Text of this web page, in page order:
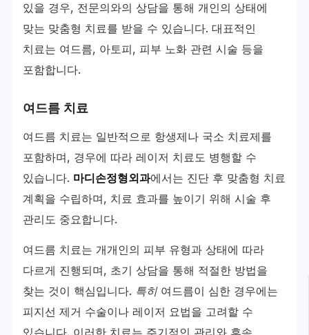
있을 경우, 전문의와의 상담을 통해 개인의 상태에
맞는 맞춤형 치료를 받을 수 있습니다. 대표적인
치료는 여드름, 아토피, 피부 노화 관련 시술 등을
포함합니다.
여드름 치료
여드름 치료는 일반적으로 항생제나 국소 치료제를
포함하며, 경우에 따라 레이저 치료도 병행할 수
있습니다. 마디손정형외과에서는 진단 후 맞춤형 치료
계획을 수립하며, 치료 효과를 높이기 위해 시술 후
관리도 중요합니다.
여드름 치료는 개개인의 피부 유형과 상태에 따라
다르게 진행되며, 초기 상담을 통해 적절한 방법을
찾는 것이 핵심입니다. 특히 여드름이 심한 경우에는
피지선 제거 수술이나 레이저 요법을 고려할 수